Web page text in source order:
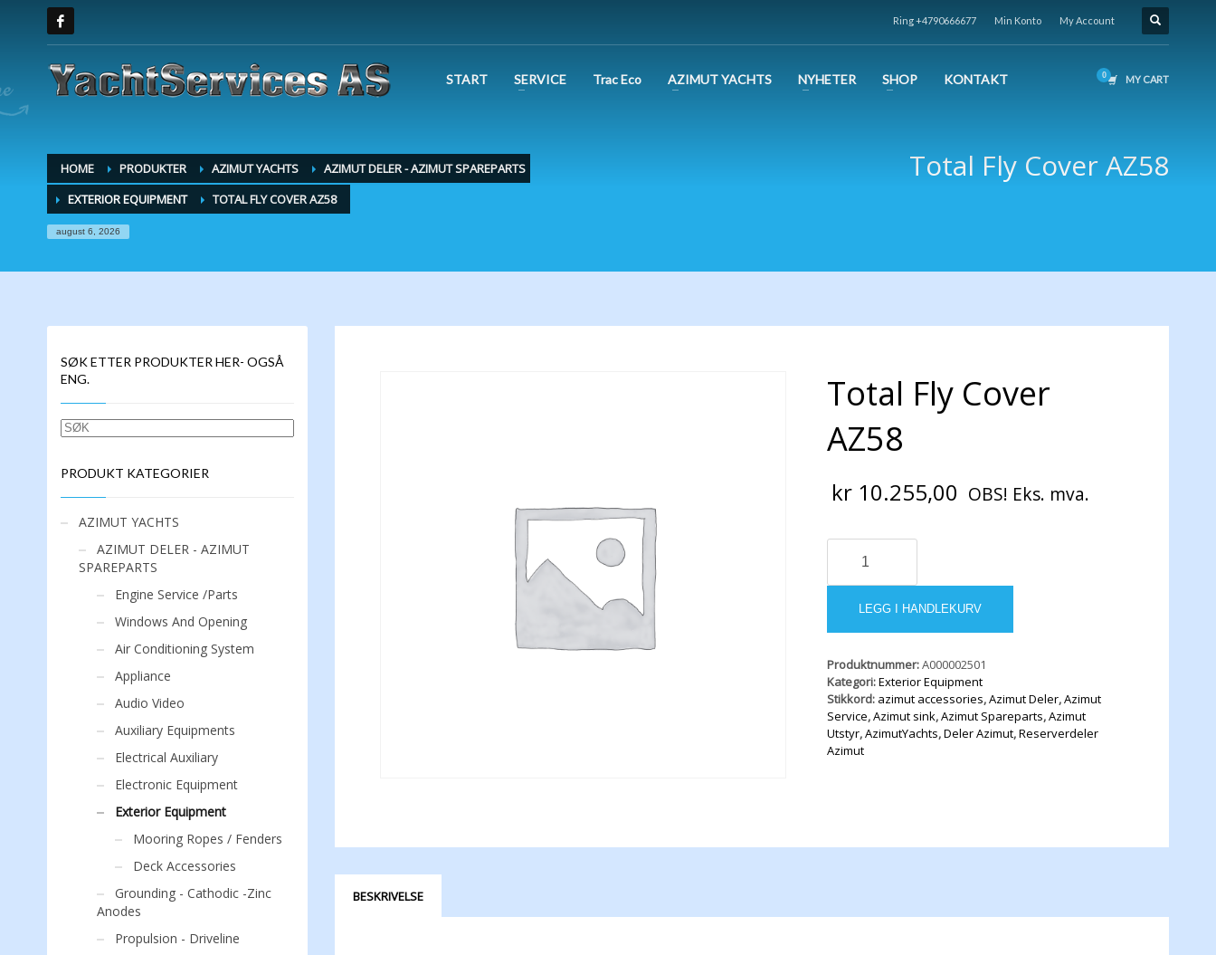
Ring +4790666677 Min Konto My Account
START SERVICE Trac Eco AZIMUT YACHTS NYHETER SHOP KONTAKT MY CART
HOME PRODUKTER AZIMUT YACHTS
AZIMUT DELER - AZIMUT SPAREPARTS
EXTERIOR EQUIPMENT
TOTAL FLY COVER AZ58
august 6, 2026
Total Fly Cover AZ58
Total Fly Cover
AZ58
kr 10.255,00 OBS! Eks. mva.
Total
Cover
LEGG I HANDLEKURV
Produktnummer:A000002501
Kategori:Exterior Equipment
Stikkord: azimut accessories,Azimut Deler,Azimut
Service,Azimut sink,Azimut Spareparts,Azimut
Utstyr,AzimutYachts,Deler Azimut,Reserverdeler
Azimut
BESKRIVELSE
SØK ETTER PRODUKTER HER- OGSÅ
ENG.
SØK
PRODUKT KATEGORIER
AZIMUT YACHTS
AZIMUT DELER - AZIMUT
SPAREPARTS
Engine Service /Parts
Windows And Opening
Air Conditioning System
Appliance
Audio Video
Auxiliary Equipments
Electrical Auxiliary
Electronic Equipment
Exterior Equipment
Mooring Ropes / Fenders
Deck Accessories
Grounding - Cathodic -Zinc
Anodes
Propulsion - Driveline